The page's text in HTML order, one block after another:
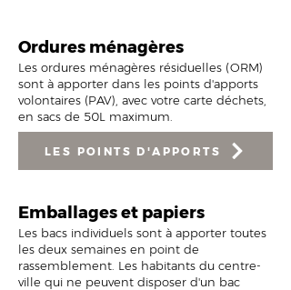
Ordures ménagères
Les ordures ménagères résiduelles (ORM)
sont à apporter dans les points d'apports
volontaires (PAV), avec votre carte déchets,
en sacs de 50L maximum.
LES POINTS D'APPORTS
Emballages et papiers
Les bacs individuels sont à apporter toutes
les deux semaines en point de
rassemblement. Les habitants du centre-
ville qui ne peuvent disposer d'un bac